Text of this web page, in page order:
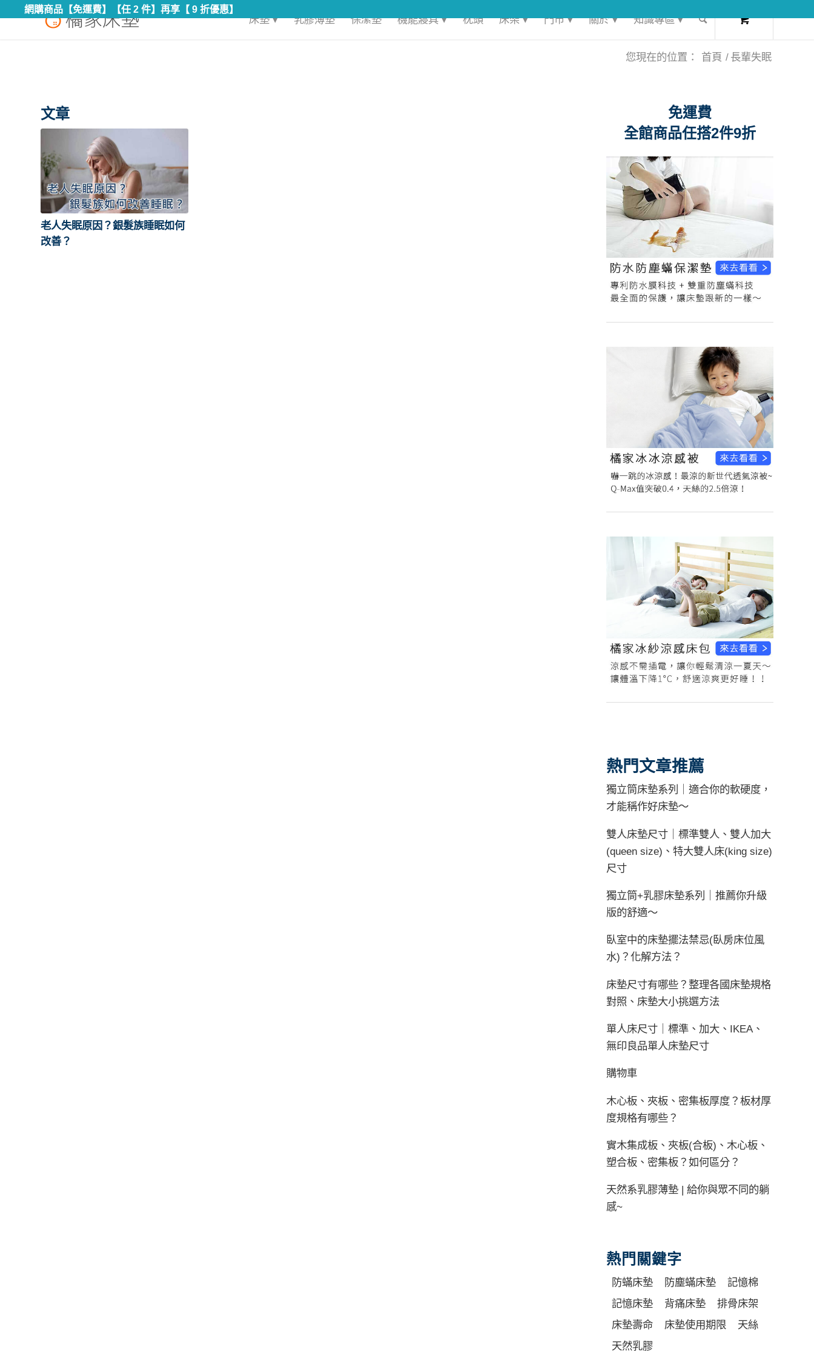
網購商品【免運費】【任 2 件】再享【 9 折優惠】
床墊 ▾ 乳膠薄墊 保潔墊 機能寢具 ▾ 枕頭 床架 ▾ 門市 ▾ 關於 ▾ 知識專區 ▾
您現在的位置： 首頁 / 長輩失眠
文章
老人失眠原因？銀髮族睡眠如何
改善？
免運費
全館商品任搭2件9折
熱門文章推薦
獨立筒床墊系列｜適合你的軟硬度，
才能稱作好床墊～
雙人床墊尺寸｜標準雙人、雙人加大
(queen size)、特大雙人床(king size)
尺寸
獨立筒+乳膠床墊系列｜推薦你升級
版的舒適～
臥室中的床墊擺法禁忌(臥房床位風
水)？化解方法？
床墊尺寸有哪些？整理各國床墊規格
對照、床墊大小挑選方法
單人床尺寸｜標準、加大、IKEA、
無印良品單人床墊尺寸
購物車
木心板、夾板、密集板厚度？板材厚
度規格有哪些？
實木集成板、夾板(合板)、木心板、
塑合板、密集板？如何區分？
天然系乳膠薄墊 | 給你與眾不同的躺
感~
熱門關鍵字
防蟎床墊 防塵蟎床墊
記憶棉
記憶床墊
背痛床墊
排骨床架
床墊壽命
床墊使用期限
天絲
天然乳膠